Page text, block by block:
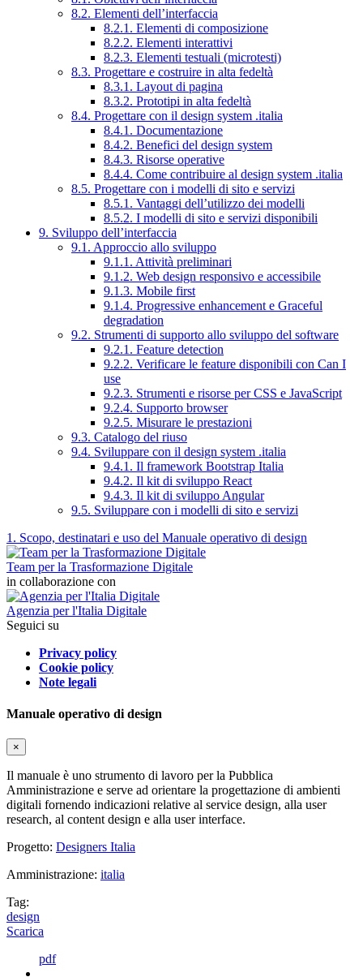
8.2. Elementi dell’interfaccia
8.2.1. Elementi di composizione
8.2.2. Elementi interattivi
8.2.3. Elementi testuali (microtesti)
8.3. Progettare e costruire in alta fedeltà
8.3.1. Layout di pagina
8.3.2. Prototipi in alta fedeltà
8.4. Progettare con il design system .italia
8.4.1. Documentazione
8.4.2. Benefici del design system
8.4.3. Risorse operative
8.4.4. Come contribuire al design system .italia
8.5. Progettare con i modelli di sito e servizi
8.5.1. Vantaggi dell’utilizzo dei modelli
8.5.2. I modelli di sito e servizi disponibili
9. Sviluppo dell’interfaccia
9.1. Approccio allo sviluppo
9.1.1. Attività preliminari
9.1.2. Web design responsivo e accessibile
9.1.3. Mobile first
9.1.4. Progressive enhancement e Graceful
degradation
9.2. Strumenti di supporto allo sviluppo del software
9.2.1. Feature detection
9.2.2. Verificare le feature disponibili con Can I
use
9.2.3. Strumenti e risorse per CSS e JavaScript
9.2.4. Supporto browser
9.2.5. Misurare le prestazioni
9.3. Catalogo del riuso
9.4. Sviluppare con il design system .italia
9.4.1. Il framework Bootstrap Italia
9.4.2. Il kit di sviluppo React
9.4.3. Il kit di sviluppo Angular
9.5. Sviluppare con i modelli di sito e servizi
1. Scopo, destinatari e uso del Manuale operativo di design
Team per la Trasformazione Digitale
in collaborazione con
Agenzia per l'Italia Digitale
Seguici su
Privacy policy
Cookie policy
Note legali
Manuale operativo di design
×
Il manuale è uno strumento di lavoro per la Pubblica
Amministrazione e serve ad orientare la progettazione di ambienti
digitali fornendo indicazioni relative al service design, alla user
research, al content design e alla user interface.
Progetto: Designers Italia
Amministrazione: italia
Tag:
design
Scarica
pdf